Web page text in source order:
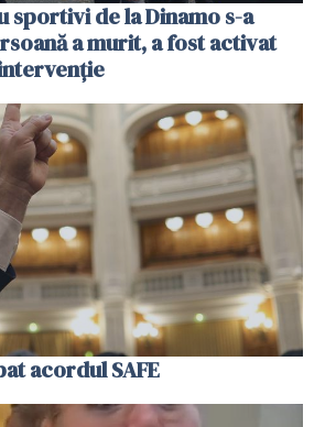
sportivi de la Dinamo s-a
a murit, a fost activat
acordul SAFE